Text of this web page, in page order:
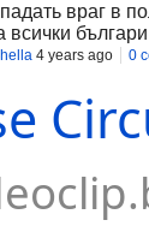
враг в
всички
4 years ago 0